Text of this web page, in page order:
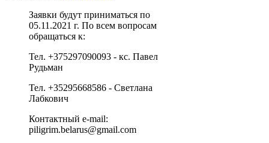
Заявки будут приниматься по
05.11.2021 г. По всем вопросам
обращаться к:
Тел. +375297090093 - кс. Павел
Рудьман
Тел. +35295668586 - Светлана
Лабкович
Контактный e-mail:
piligrim.belarus@gmail.com